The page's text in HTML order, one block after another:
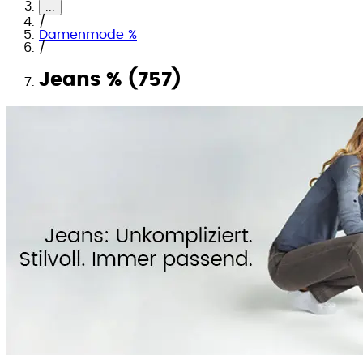
...
/
Damenmode %
/
Jeans % (757)